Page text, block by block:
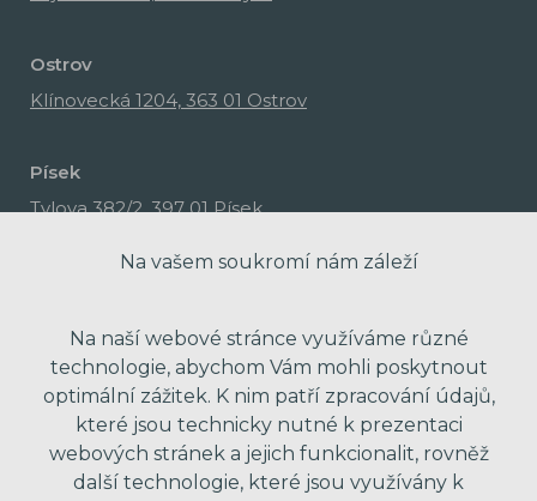
Ostrov
Klínovecká 1204, 363 01 Ostrov
Písek
Tylova 382/2, 397 01 Písek
Na vašem soukromí nám záleží
Na naší webové stránce využíváme různé
technologie, abychom Vám mohli poskytnout
optimální zážitek. K nim patří zpracování údajů,
které jsou technicky nutné k prezentaci
webových stránek a jejich funkcionalit, rovněž
další technologie, které jsou využívány k